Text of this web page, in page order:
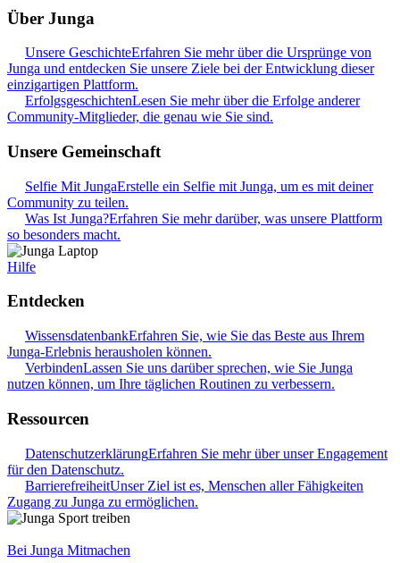
Über Junga
Unsere GeschichteErfahren Sie mehr über die Ursprünge von
Junga und entdecken Sie unsere Ziele bei der Entwicklung dieser
einzigartigen Plattform.
ErfolgsgeschichtenLesen Sie mehr über die Erfolge anderer
Community-Mitglieder, die genau wie Sie sind.
Unsere Gemeinschaft
Selfie Mit JungaErstelle ein Selfie mit Junga, um es mit deiner
Community zu teilen.
Was Ist Junga?Erfahren Sie mehr darüber, was unsere Plattform
so besonders macht.
Hilfe
Entdecken
WissensdatenbankErfahren Sie, wie Sie das Beste aus Ihrem
Junga-Erlebnis herausholen können.
VerbindenLassen Sie uns darüber sprechen, wie Sie Junga
nutzen können, um Ihre täglichen Routinen zu verbessern.
Ressourcen
DatenschutzerklärungErfahren Sie mehr über unser Engagement
für den Datenschutz.
BarrierefreiheitUnser Ziel ist es, Menschen aller Fähigkeiten
Zugang zu Junga zu ermöglichen.
Bei Junga Mitmachen